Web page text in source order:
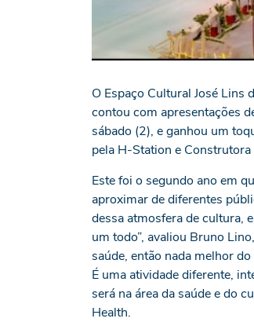
O Espaço Cultural José Lins
contou com apresentações
sábado (2), e ganhou um
pela H-Station e Construtora
Este foi o segundo ano em
aproximar de diferentes
dessa atmosfera de cultura,
um todo”, avaliou Bruno
saúde, então nada melhor
É uma atividade diferente,
será na área da saúde e do
Health.